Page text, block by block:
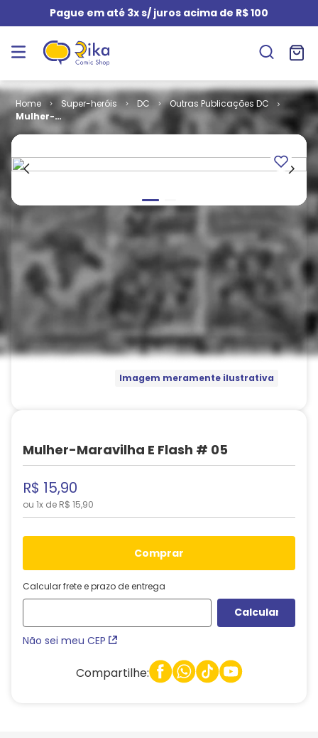
Pague em até 3x s/ juros acima de R$ 100
Super-heróis DC
Outras Publicações DC
Mulher-
Maravilha e
Imagem meramente ilustrativa
Mulher-Maravilha E Flash # 05
R$ 15,90
ou 1x de R$ 15,90
comprar
Calcular frete e prazo de entrega
Não sei meu CEP
Compartilhe: